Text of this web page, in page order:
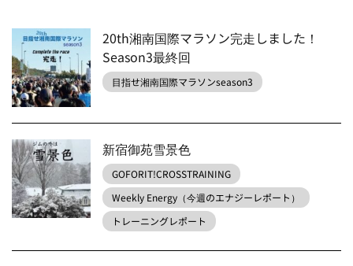
20th湘南国際マラソン完走しました！
Season3最終回
目指せ湘南国際マラソンseason3
新宿御苑雪景色
GOFORIT!CROSSTRAINING
Weekly Energy（今週のエナジーレポート）
トレーニングレポート